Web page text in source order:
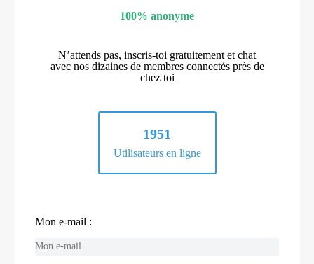
100% anonyme
N’attends pas, inscris-toi gratuitement et chat
avec nos dizaines de membres connectés près de
chez toi
1951
Utilisateurs en ligne
Mon e-mail :